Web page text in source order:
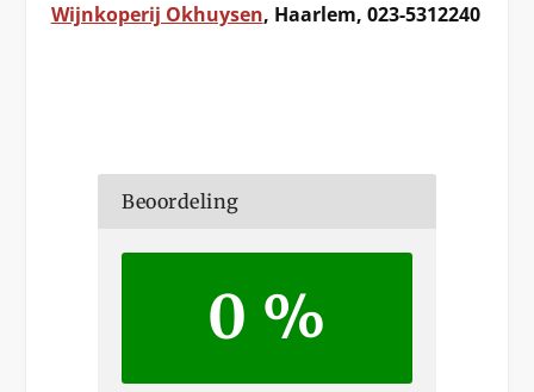
Wijnkoperij Okhuysen, Haarlem, 023-5312240
Beoordeling
0 %